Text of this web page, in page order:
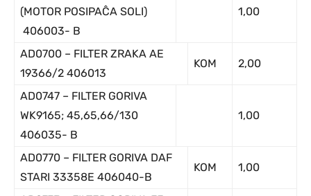
(MOTOR POSIPAĈA SOLI)
406003- B
1,00
AD0700 – FILTER ZRAKA AE
19366/2 406013
KOM 2,00
AD0747 – FILTER GORIVA
WK9165; 45,65,66/130
406035- B
1,00
AD0770 – FILTER GORIVA DAF
STARI 33358E 406040-B
KOM 1,00